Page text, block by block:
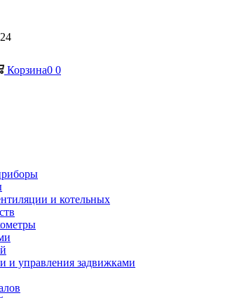
Корзина0 0
и котельных
и управления задвижками